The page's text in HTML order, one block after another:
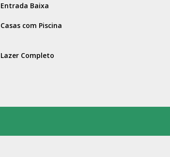
Entrada Baixa
Casas com Piscina
Lazer Completo